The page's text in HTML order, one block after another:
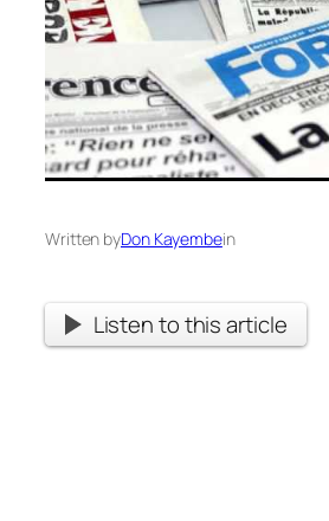
Written byDon Kayembein
Listen to this article